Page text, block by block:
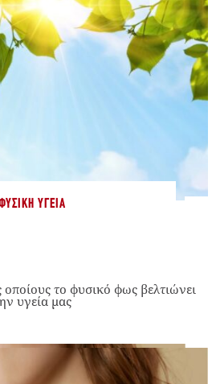
ΥΓΕΊΑ
οποίους το φυσικό φως βελτιώνει
υγεία μας